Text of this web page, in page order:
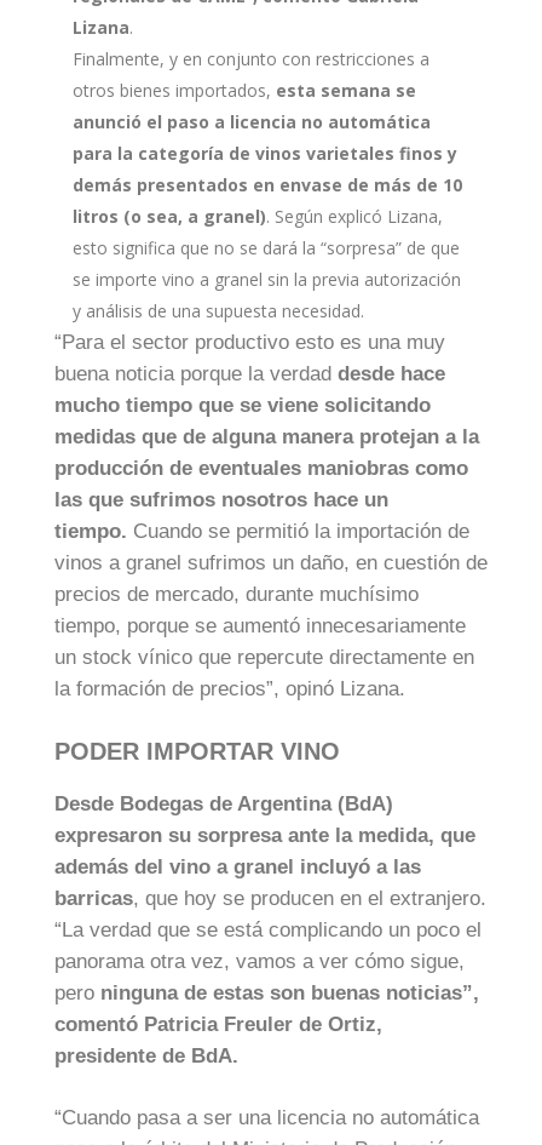
Lizana.
Finalmente, y en conjunto con restricciones a
otros bienes importados, esta semana se
anunció el paso a licencia no automática
para la categoría de vinos varietales finos y
demás presentados en envase de más de 10
litros (o sea, a granel). Según explicó Lizana,
esto significa que no se dará la “sorpresa” de que
se importe vino a granel sin la previa autorización
y análisis de una supuesta necesidad.
“Para el sector productivo esto es una muy
buena noticia porque la verdad desde hace
mucho tiempo que se viene solicitando
medidas que de alguna manera protejan a la
producción de eventuales maniobras como
las que sufrimos nosotros hace un
tiempo. Cuando se permitió la importación de
vinos a granel sufrimos un daño, en cuestión de
precios de mercado, durante muchísimo
tiempo, porque se aumentó innecesariamente
un stock vínico que repercute directamente en
la formación de precios”, opinó Lizana.
PODER IMPORTAR VINO
Desde Bodegas de Argentina (BdA)
expresaron su sorpresa ante la medida, que
además del vino a granel incluyó a las
barricas, que hoy se producen en el extranjero.
“La verdad que se está complicando un poco el
panorama otra vez, vamos a ver cómo sigue,
pero ninguna de estas son buenas noticias”,
comentó Patricia Freuler de Ortiz,
presidente de BdA.
“Cuando pasa a ser una licencia no automática